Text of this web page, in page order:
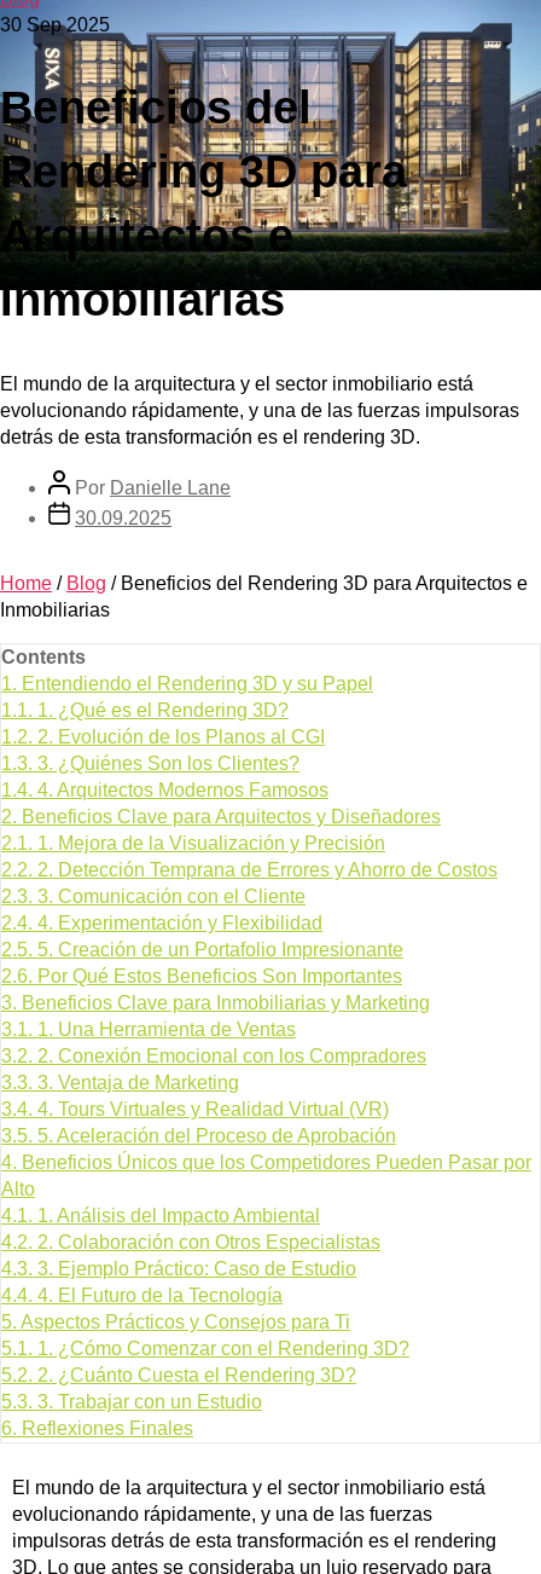
30 Sep 2025
Beneficios del
Rendering 3D para
Arquitectos e
Inmobiliarias
El mundo de la arquitectura y el sector inmobiliario está
evolucionando rápidamente, y una de las fuerzas impulsoras
detrás de esta transformación es el rendering 3D.
Por Danielle Lane
30.09.2025
Home / Blog / Beneficios del Rendering 3D para Arquitectos e
Inmobiliarias
Contents
1. Entendiendo el Rendering 3D y su Papel
1.1. 1. ¿Qué es el Rendering 3D?
1.2. 2. Evolución de los Planos al CGI
1.3. 3. ¿Quiénes Son los Clientes?
1.4. 4. Arquitectos Modernos Famosos
2. Beneficios Clave para Arquitectos y Diseñadores
2.1. 1. Mejora de la Visualización y Precisión
2.2. 2. Detección Temprana de Errores y Ahorro de Costos
2.3. 3. Comunicación con el Cliente
2.4. 4. Experimentación y Flexibilidad
2.5. 5. Creación de un Portafolio Impresionante
2.6. Por Qué Estos Beneficios Son Importantes
3. Beneficios Clave para Inmobiliarias y Marketing
3.1. 1. Una Herramienta de Ventas
3.2. 2. Conexión Emocional con los Compradores
3.3. 3. Ventaja de Marketing
3.4. 4. Tours Virtuales y Realidad Virtual (VR)
3.5. 5. Aceleración del Proceso de Aprobación
4. Beneficios Únicos que los Competidores Pueden Pasar por
Alto
4.1. 1. Análisis del Impacto Ambiental
4.2. 2. Colaboración con Otros Especialistas
4.3. 3. Ejemplo Práctico: Caso de Estudio
4.4. 4. El Futuro de la Tecnología
5. Aspectos Prácticos y Consejos para Ti
5.1. 1. ¿Cómo Comenzar con el Rendering 3D?
5.2. 2. ¿Cuánto Cuesta el Rendering 3D?
5.3. 3. Trabajar con un Estudio
6. Reflexiones Finales
El mundo de la arquitectura y el sector inmobiliario está
evolucionando rápidamente, y una de las fuerzas
impulsoras detrás de esta transformación es el rendering
3D. Lo que antes se consideraba un lujo reservado para